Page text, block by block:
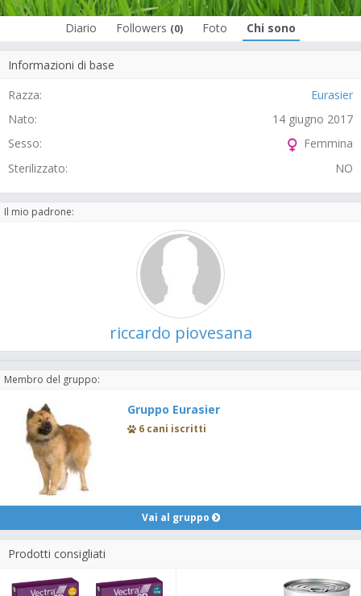
Diario Followers (0) Foto Chi sono
Informazioni di base
Razza:
Eurasier
Nato:
14 giugno 2017
Sesso:
Femmina
Sterilizzato:
NO
Il mio padrone:
riccardo piovesana
Membro del gruppo:
Gruppo Eurasier
6 cani iscritti
Vai al gruppo
Prodotti consigliati